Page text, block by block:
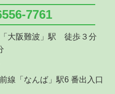
7761
大阪難波」駅 徒歩３分
線「なんば」駅6 番出入口